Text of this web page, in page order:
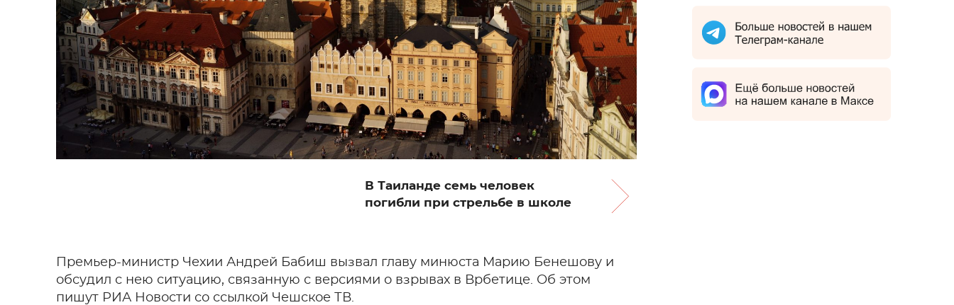
В Таиланде семь человек
погибли при стрельбе в школе
Премьер-министр Чехии Андрей Бабиш вызвал главу минюста Марию Бенешову и
обсудил с нею ситуацию, связанную с версиями о взрывах в Врбетице. Об этом
пишут РИА Новости со ссылкой Чешское ТВ.